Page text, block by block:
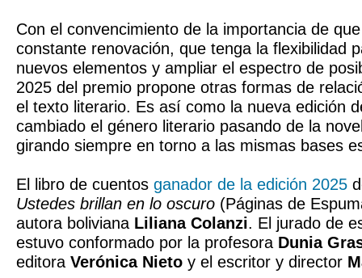
Con el convencimiento de la importancia de
constante renovación, que tenga la flexibilidad
nuevos elementos y ampliar el espectro de
2025 del premio propone otras formas de
el texto literario. Es así como la nueva edición
cambiado el género literario pasando de la
girando siempre en torno a las mismas bases
El libro de cuentos ganador de la edición 2025
Ustedes brillan en lo oscuro (Páginas de
autora boliviana Liliana Colanzi. El jurado de
estuvo conformado por la profesora Dunia
editora Verónica Nieto y el escritor y director